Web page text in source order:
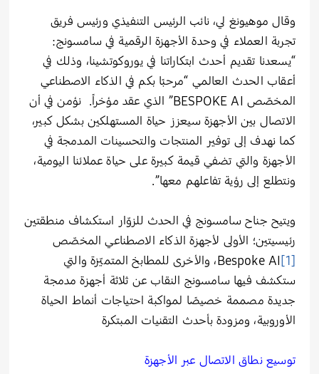
وقال موهيونغ لي، نائب الرئيس التنفيذي ورئيس فريق
تجربة العملاء في وحدة الأجهزة الرقمية في سامسونج:
“يسعدنا تقديم أحدث ابتكاراتنا في يوروكوتشينا، وذلك في
أعقاب الحدث العالمي “مرحبًا بكم في الذكاء الاصطناعي
المخصّص BESPOKE AI” الذي عقد مؤخراً. نؤمن في أن
الاتصال بين الأجهزة سيعزز حياة المستهلكين بشكل كبير،
كما نهدف إلى توفير المنتجات والتحسينات المدمجة في
الأجهزة والتي تضفي قيمة كبيرة على حياة عملائنا اليومية،
ونتطلع إلى رؤية تفاعلهم معها”.
ويتيح جناح سامسونج في الحدث للزوّار استكشاف منطقتين
رئيسيتين؛ الأولى لأجهزة الذكاء الاصطناعي المخصّص
[1]
Bespoke AI، والأخرى للمطابخ المتميّزة والتي
ستكشف فيها سامسونج النقاب عن ثلاثة أجهزة مدمجة
جديدة مصممة خصيصًا لمواكبة احتياجات أنماط الحياة
الأوروبية، ومزودة بأحدث التقنيات المبتكرة
توسيع نطاق الاتصال عبر الأجهزة